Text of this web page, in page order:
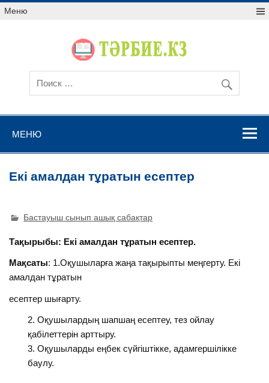
Меню
МЕНЮ
Екі амалдан тұратын есептер
Бастауыш сынып ашық сабақтар
Тақырыбы: Екі амалдан тұратын есептер.
Мақсаты: 1.Оқушыларға жаңа тақырыпты меңгерту. Екі
амалдан тұратын
есептер шығарту.
Оқушылардың шапшаң есептеу, тез ойлау
қабілеттерін арттыру.
Оқушыларды еңбек сүйгіштікке, адамгершілікке
баулу.